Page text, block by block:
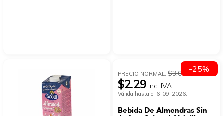
PRECIO NORMAL:$3.05
$2.29 Inc. IVA
Válida hasta el 6-09-2026.
Bebida De Almendras Sin
-25%